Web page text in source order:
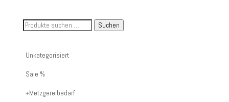
Suche
Artikelnummer
oder
Suchen
Unkategorisiert
Sale %
Metzgereibedarf